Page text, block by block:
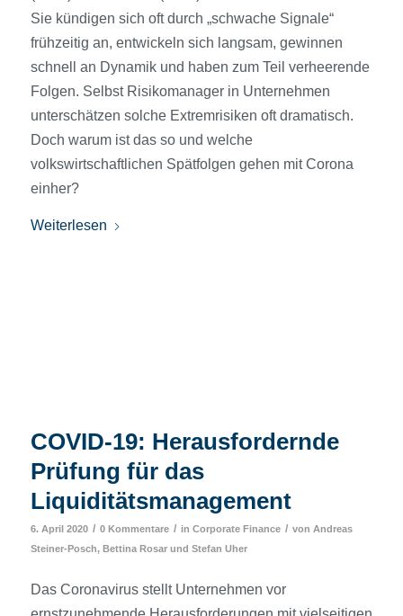
Sie kündigen sich oft durch „schwache Signale“
frühzeitig an, entwickeln sich langsam, gewinnen
schnell an Dynamik und haben zum Teil verheerende
Folgen. Selbst Risikomanager in Unternehmen
unterschätzen solche Extremrisiken oft dramatisch.
Doch warum ist das so und welche
volkswirtschaftlichen Spätfolgen gehen mit Corona
einher?
Weiterlesen
COVID-19: Herausfordernde
Prüfung für das
Liquiditätsmanagement
6. April 2020 / 0 Kommentare / in Corporate Finance / von Andreas
Steiner-Posch, Bettina Rosarund Stefan Uher
Das Coronavirus stellt Unternehmen vor